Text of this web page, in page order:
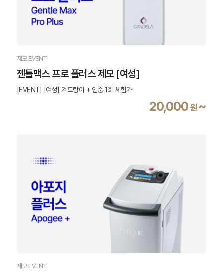
제모 EVENT
젠틀맥스 프로 플러스 제모 [여성]
[EVENT] [여성] 겨드랑이 + 인중 1회 체험가
20,000 원 ~
제모 EVENT